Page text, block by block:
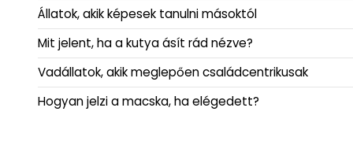
Állatok, akik képesek tanulni másoktól
Mit jelent, ha a kutya ásít rád nézve?
Vadállatok, akik meglepően családcentrikusak
Hogyan jelzi a macska, ha elégedett?